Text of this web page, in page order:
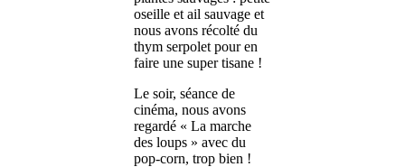
oseille et ail sauvage et
nous avons récolté du
thym serpolet pour en
faire une super tisane !
Le soir, séance de
cinéma, nous avons
regardé « La marche
des loups » avec du
pop-corn, trop bien !